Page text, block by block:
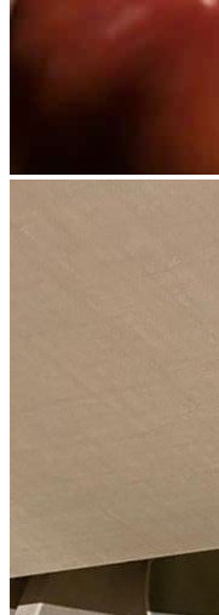
многих лет.
• Изделие одинаково
наполнения выдвижных
• Каждая панель
высокое качество
(вертикальные,
изготовление из